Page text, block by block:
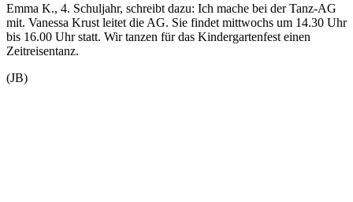
Emma K., 4. Schuljahr, schreibt dazu: Ich mache bei der Tanz-AG
mit. Vanessa Krust leitet die AG. Sie findet mittwochs um 14.30 Uhr
bis 16.00 Uhr statt. Wir tanzen für das Kindergartenfest einen
Zeitreisentanz.
(JB)